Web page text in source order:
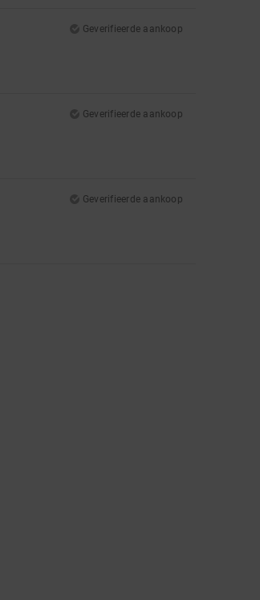
Geverifieerde aankoop
Geverifieerde aankoop
Geverifieerde aankoop